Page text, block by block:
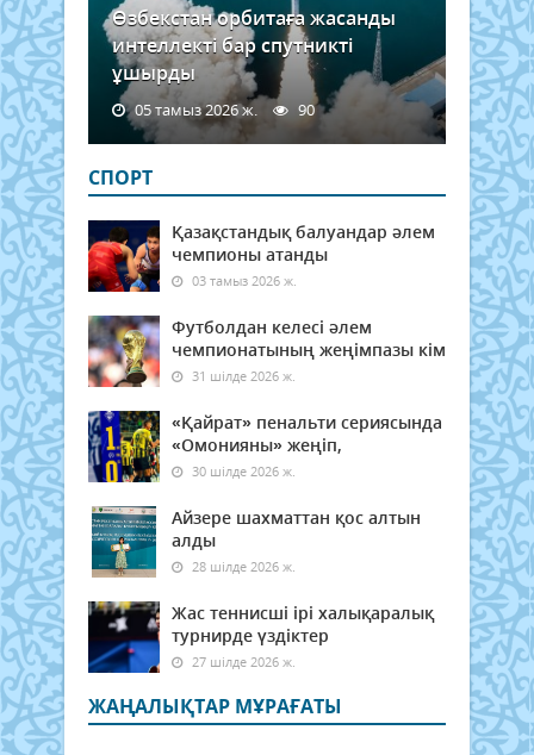
Өзбекстан орбитаға жасанды
интеллекті бар спутникті
ұшырды
05 тамыз 2026 ж. 90
СПОРТ
Қазақстандық балуандар әлем
чемпионы атанды
03 тамыз 2026 ж.
Футболдан келесі әлем
чемпионатының жеңімпазы кім
31 шілде 2026 ж.
«Қайрат» пенальти сериясында
«Омонияны» жеңіп,
30 шілде 2026 ж.
Айзере шахматтан қос алтын
алды
28 шілде 2026 ж.
Жас теннисші ірі халықаралық
турнирде үздіктер
27 шілде 2026 ж.
ЖАҢАЛЫҚТАР МҰРАҒАТЫ